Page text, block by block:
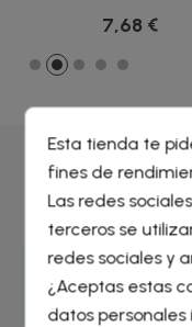
7,68 €
Por qué
Entrega
Crear lista de
Nombre de la lista
Iniciar sesión
Debe iniciar sesión
deseos.
Esta tienda te
fines de
Las redes
terceros se
redes sociales y
¿Aceptas estas
datos personales